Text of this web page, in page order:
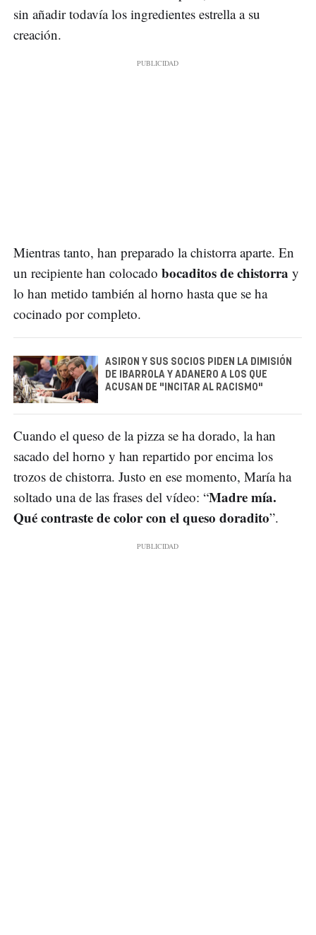
sin añadir todavía los ingredientes estrella a su
creación.
Mientras tanto, han preparado la chistorra aparte. En
un recipiente han colocado bocaditos de chistorra y
lo han metido también al horno hasta que se ha
cocinado por completo.
ASIRON Y SUS SOCIOS PIDEN LA DIMISIÓN
DE IBARROLA Y ADANERO A LOS QUE
ACUSAN DE "INCITAR AL RACISMO"
Cuando el queso de la pizza se ha dorado, la han
sacado del horno y han repartido por encima los
trozos de chistorra. Justo en ese momento, María ha
soltado una de las frases del vídeo: “Madre mía.
Qué contraste de color con el queso doradito”.